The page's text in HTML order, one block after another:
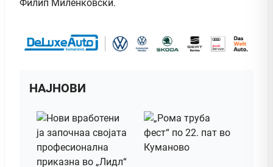
Филип Миленковски.
НАЈНОВИ